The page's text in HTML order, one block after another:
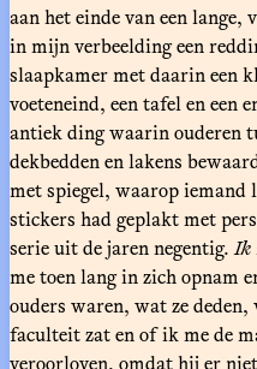
aan het einde van een lange,
in mijn verbeelding een
slaapkamer met daarin een
voeteneind, een tafel en een
antiek ding waarin ouderen
dekbedden en lakens
met spiegel, waarop iemand
stickers had geplakt met
serie uit de jaren negentig.Ik
me toen lang in zich opnam
ouders waren, wat ze
faculteit zat en of ik me de
veroorloven, omdat hij er